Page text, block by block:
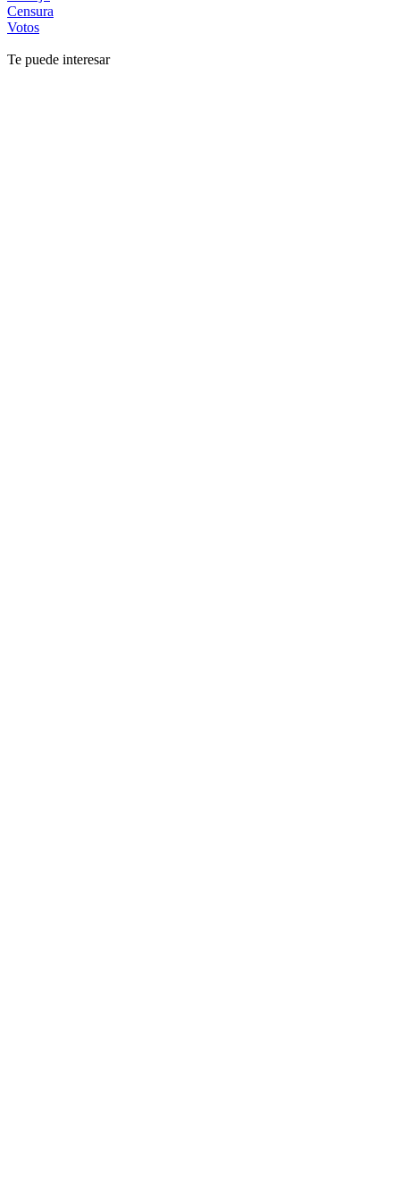
Censura
Votos
Te puede interesar